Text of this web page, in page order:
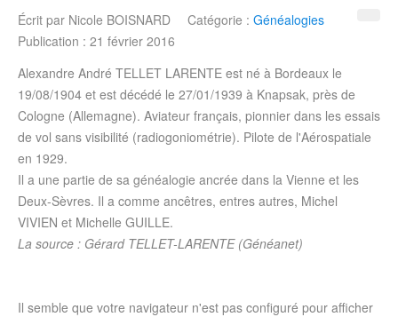
Écrit par Nicole BOISNARD Catégorie : Généalogies
Publication : 21 février 2016
Alexandre André TELLET LARENTE est né à Bordeaux le
19/08/1904 et est décédé le 27/01/1939 à Knapsak, près de
Cologne (Allemagne). Aviateur français, pionnier dans les essais
de vol sans visibilité (radiogoniométrie). Pilote de l'Aérospatiale
en 1929.
Il a une partie de sa généalogie ancrée dans la Vienne et les
Deux-Sèvres. Il a comme ancêtres, entres autres, Michel
VIVIEN et Michelle GUILLE.
La source : Gérard TELLET-LARENTE (Généanet)
Il semble que votre navigateur n'est pas configuré pour afficher